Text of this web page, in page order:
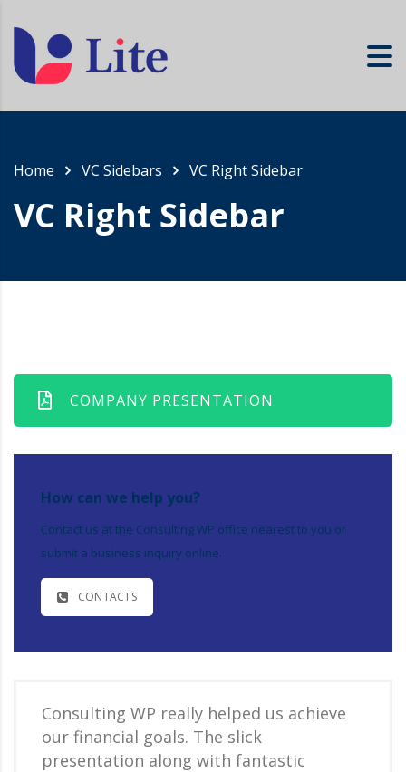
Home VC Sidebars VC Right Sidebar
VC Right Sidebar
COMPANY PRESENTATION
How can we help you?
Contact us at the Consulting WP office nearest to you or
submit a business inquiry online.
CONTACTS
Consulting WP really helped us achieve
our financial goals. The slick
presentation along with fantastic